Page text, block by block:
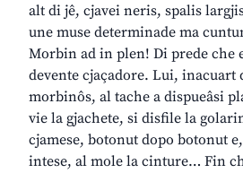
alt di jê, cjavei neris, spalis
une muse determinade ma
Morbin ad in plen! Di prede che
devente cjaçadore. Lui, inacuart
morbinôs, al tache a dispueâsi
vie la gjachete, si disfile la
cjamese, botonut dopo botonut
intese, al mole la cinture… Fin